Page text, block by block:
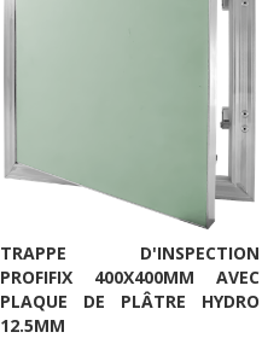
TRAPPE D'INSPECTION
PROFIFIX 400X400MM AVEC
PLAQUE DE PLÂTRE HYDRO
12.5MM